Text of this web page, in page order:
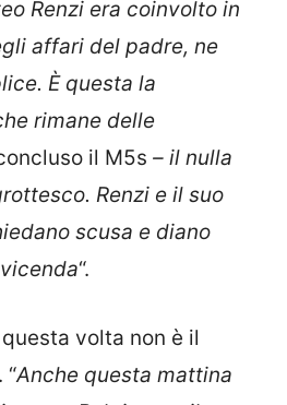
Renzi era coinvolto in
affari del padre, ne
È questa la
rimane delle
il M5s – il nulla
Renzi e il suo
scusa e diano
“.
volta non è il
“Anche questa mattina